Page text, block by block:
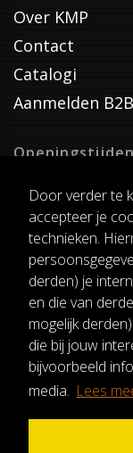
Door verder te
accepteer je
technieken.
derden) je
en die van
mogelijk
die bij jouw
bijvoorbeeld
media. Lees
Over KMP
Contact
Catalogi
Aanmelden B2B
Openingstijden
Dinsdag T/M
van 8:00-17:00
Verzenddagen
Dinsdag T/M Vrijdag
Pauze
12:30-13:00